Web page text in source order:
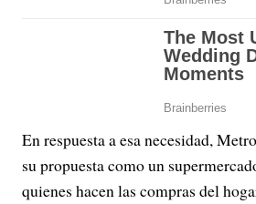
En respuesta a esa necesidad,
su propuesta como un
quienes hacen las compras del